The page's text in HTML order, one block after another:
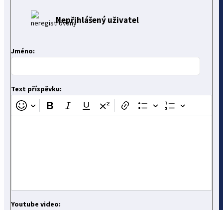
Nepřihlášený uživatel
Jméno:
Text příspěvku:
Youtube video: